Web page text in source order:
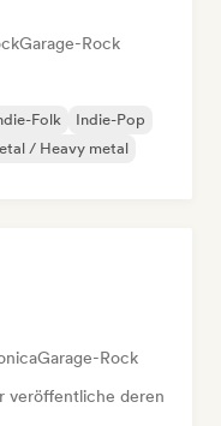
Garage-Rock
Folk
Indie-Pop
/ Heavy metal
Garage-Rock
veröffentliche deren